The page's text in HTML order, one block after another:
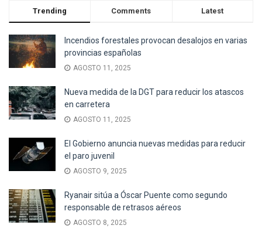
Trending Comments Latest
Incendios forestales provocan desalojos en varias
provincias españolas
AGOSTO 11, 2025
Nueva medida de la DGT para reducir los atascos
en carretera
AGOSTO 11, 2025
El Gobierno anuncia nuevas medidas para reducir
el paro juvenil
AGOSTO 9, 2025
Ryanair sitúa a Óscar Puente como segundo
responsable de retrasos aéreos
AGOSTO 8, 2025